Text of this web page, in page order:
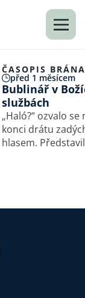
ČASOPIS BRÁNA
před 1 měsícem
Bublinář v
službách
„Haló?“ ozvalo
konci drátu
hlasem.
povoláním je